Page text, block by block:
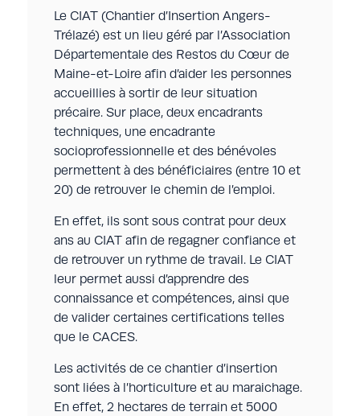
Le CIAT (Chantier d’Insertion Angers-
Trélazé) est un lieu géré par l’Association
Départementale des Restos du Cœur de
Maine-et-Loire afin d’aider les personnes
accueillies à sortir de leur situation
précaire. Sur place, deux encadrants
techniques, une encadrante
socioprofessionnelle et des bénévoles
permettent à des bénéficiaires (entre 10 et
20) de retrouver le chemin de l’emploi.
En effet, ils sont sous contrat pour deux
ans au CIAT afin de regagner confiance et
de retrouver un rythme de travail. Le CIAT
leur permet aussi d’apprendre des
connaissance et compétences, ainsi que
de valider certaines certifications telles
que le CACES.
Les activités de ce chantier d’insertion
sont liées à l’horticulture et au maraichage.
En effet, 2 hectares de terrain et 5000